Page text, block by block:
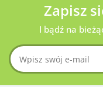
Zapisz
I bądź na